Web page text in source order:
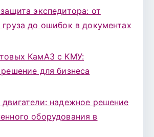
экспедитора: от
до ошибок в документах
КамАЗ с КМУ:
для бизнеса
надежное решение
оборудования в